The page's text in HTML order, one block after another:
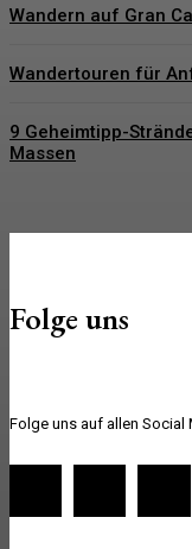
Wandern auf Gran
Wandertouren für
9 Geheimtipp-
Massen
Folge uns
Folge uns auf allen Social